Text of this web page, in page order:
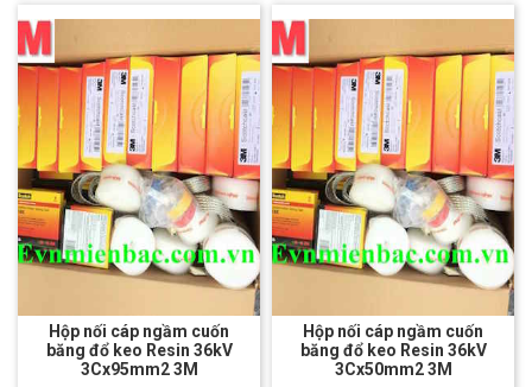
Hộp nối cáp ngầm cuốn
băng đổ keo Resin 36kV
3Cx95mm2 3M
Hộp nối cáp ngầm cuốn
băng đổ keo Resin 36kV
3Cx50mm2 3M